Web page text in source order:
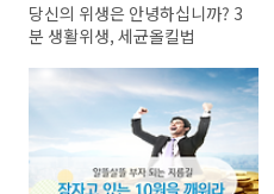
당신의 위생은 안녕하십니까? 3
분 생활위생, 세균올킬법